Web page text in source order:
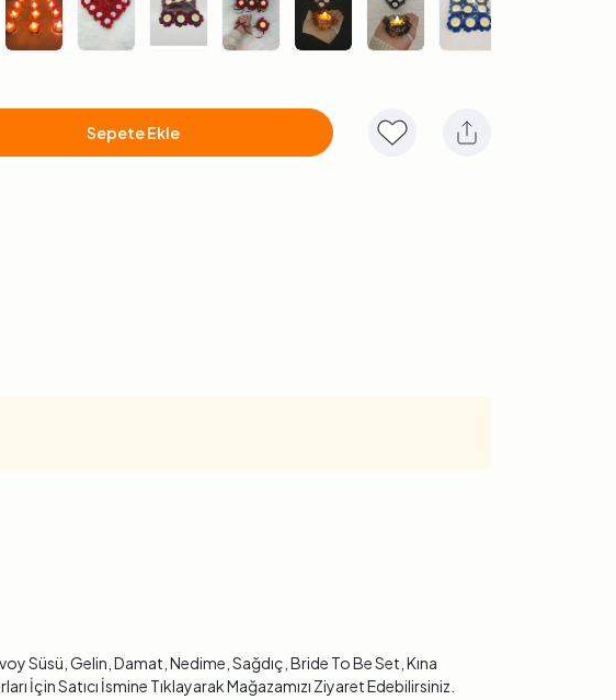
Sepete Ekle
Süsü, Gelin, Damat, Nedime, Sağdıç, Bride To Be Set, Kına
İçin Satıcı İsmine Tıklayarak Mağazamızı Ziyaret Edebilirsiniz.